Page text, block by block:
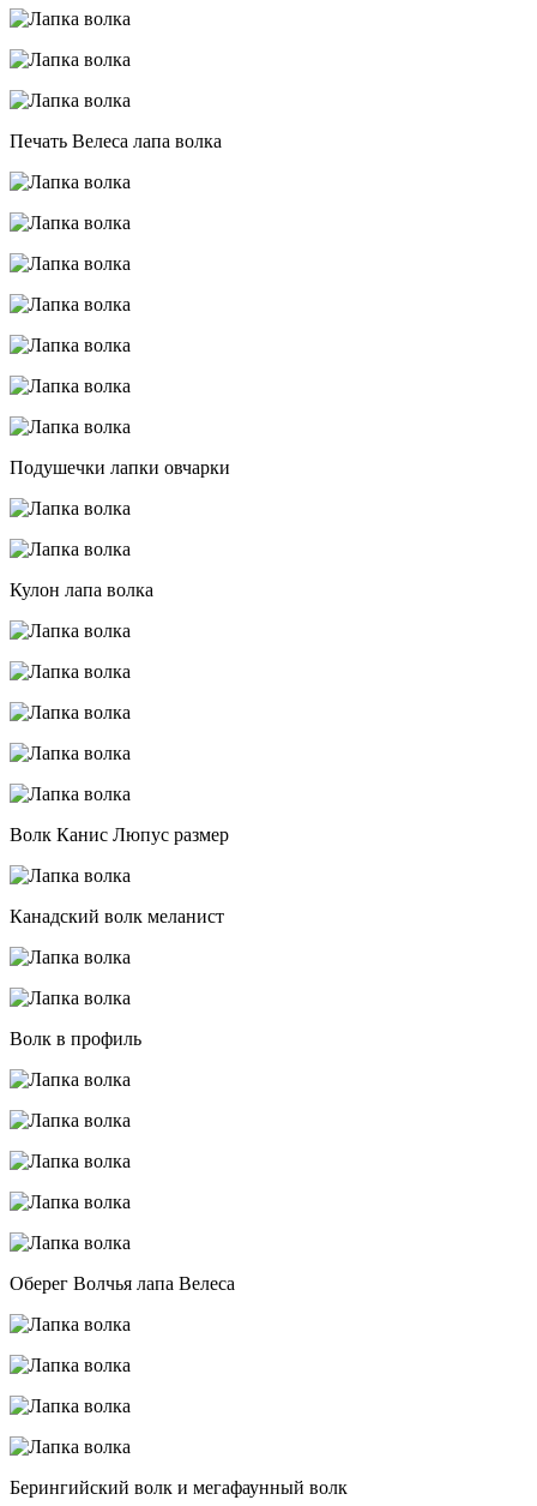
Печать Велеса лапа волка
Подушечки лапки овчарки
Кулон лапа волка
Волк Канис Люпус размер
Канадский волк меланист
Волк в профиль
Оберег Волчья лапа Велеса
Берингийский волк и мегафаунный волк